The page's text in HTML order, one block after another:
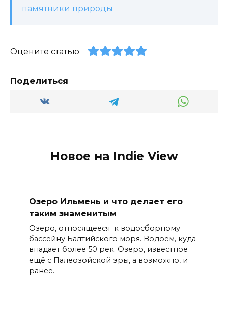
памятники природы
Оцените статью
Поделиться
Новое на Indie View
Озеро Ильмень и что делает его
таким знаменитым
Озеро, относящееся к водосборному
бассейну Балтийского моря. Водоём, куда
впадает более 50 рек. Озеро, известное
ещё с Палеозойской эры, а возможно, и
ранее.